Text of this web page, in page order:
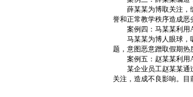
薛某某为博取关注，
誉和正常教学秩序造成恶
案例四：马某某利用
马某某为博人眼球，
题，意图恶意蹭取假期热
案例五：赵某某利用
某企业员工赵某某通
关注，造成不良影响。目